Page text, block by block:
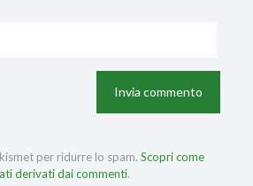
per ridurre lo spam. Scopri come
derivati dai commenti.